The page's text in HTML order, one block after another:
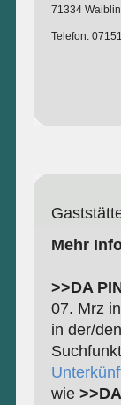
71334
Telefon:
Mehr
>>DA
07. Mrz
in der/
wie